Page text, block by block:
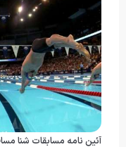
آئین نامه مسابقات شنا